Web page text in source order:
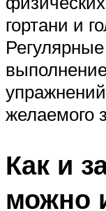
гортани и
желаемого
Как и
можно